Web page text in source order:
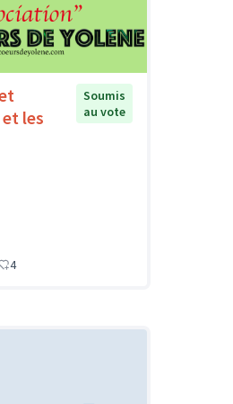
les
Soumis
au vote
4